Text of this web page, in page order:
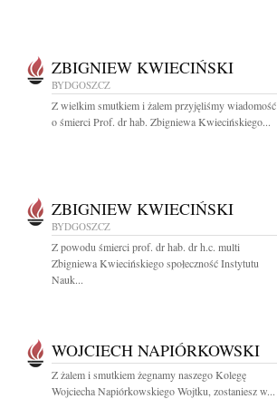
ZBIGNIEW KWIECIŃSKI
BYDGOSZCZ
Z wielkim smutkiem i żalem przyjęliśmy wiadomość
o śmierci Prof. dr hab. Zbigniewa Kwiecińskiego...
ZBIGNIEW KWIECIŃSKI
BYDGOSZCZ
Z powodu śmierci prof. dr hab. dr h.c. multi
Zbigniewa Kwiecińskiego społeczność Instytutu
Nauk...
WOJCIECH NAPIÓRKOWSKI
Z żalem i smutkiem żegnamy naszego Kolegę
Wojciecha Napiórkowskiego Wojtku, zostaniesz w...